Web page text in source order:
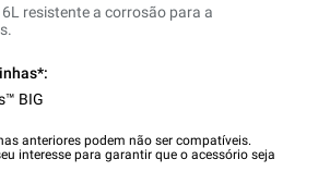
resistente a corrosão para a
BIG
anteriores podem não ser compatíveis.
interesse para garantir que o acessório seja